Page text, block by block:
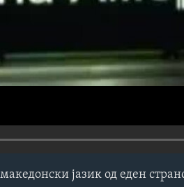
јазик од еден